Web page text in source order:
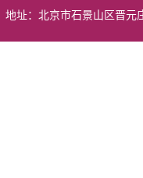
地址：北京市石景山区晋元